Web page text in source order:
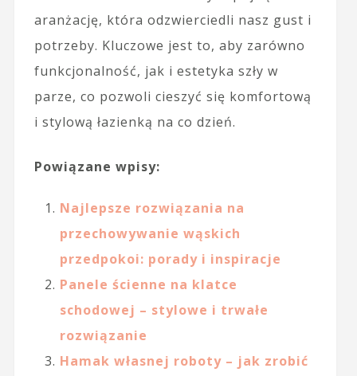
aranżację, która odzwierciedli nasz gust i
potrzeby. Kluczowe jest to, aby zarówno
funkcjonalność, jak i estetyka szły w
parze, co pozwoli cieszyć się komfortową
i stylową łazienką na co dzień.
Powiązane wpisy:
Najlepsze rozwiązania na
przechowywanie wąskich
przedpokoi: porady i inspiracje
Panele ścienne na klatce
schodowej – stylowe i trwałe
rozwiązanie
Hamak własnej roboty – jak zrobić